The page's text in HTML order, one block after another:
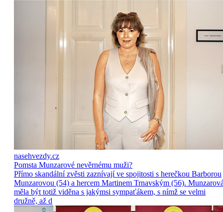
nasehvezdy.cz
Pomsta Munzarové nevěrnému muži?
Přímo skandální zvěsti zaznívají ve spojitosti s herečkou Barborou
Munzarovou (54) a hercem Martinem Trnavským (56).
měla být totiž viděna s jakýmsi sympaťákem, s nímž se velmi
družně, až d